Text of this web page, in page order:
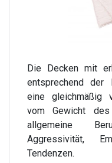
Die Decken mit
entsprechend der
eine gleichmäßig
vom Gewicht
allgemeine
Aggressivität,
Tendenzen.